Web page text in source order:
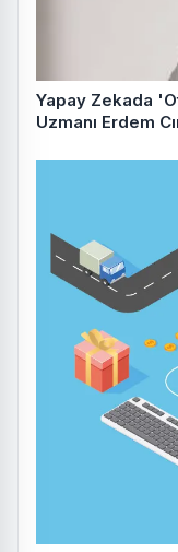
Yapay Zekada
Uzmanı Erdem